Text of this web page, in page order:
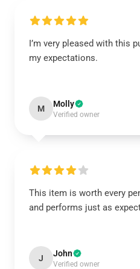
I’m very pleased with this
my expectations.
M Molly
Verified owner
This item is worth every
and performs just as
J John
Verified owner